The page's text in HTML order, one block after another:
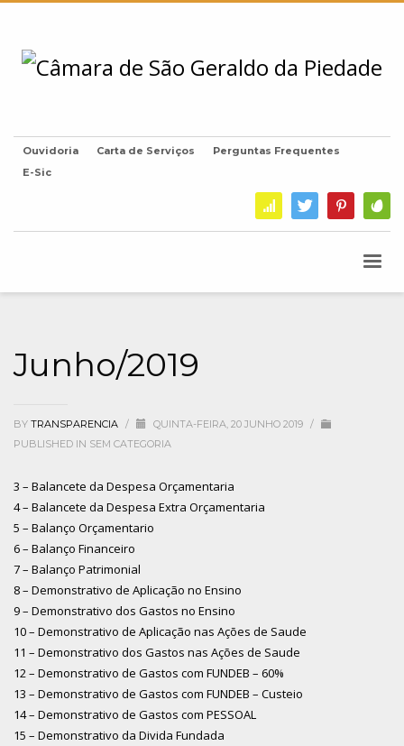
Ouvidoria Carta de Serviços
Perguntas Frequentes
E-Sic
Junho/2019
BY TRANSPARENCIA / QUINTA-FEIRA, 20 JUNHO 2019 /
PUBLISHED IN SEM CATEGORIA
3 – Balancete da Despesa Orçamentaria
4 – Balancete da Despesa Extra Orçamentaria
5 – Balanço Orçamentario
6 – Balanço Financeiro
7 – Balanço Patrimonial
8 – Demonstrativo de Aplicação no Ensino
9 – Demonstrativo dos Gastos no Ensino
10 – Demonstrativo de Aplicação nas Ações de Saude
11 – Demonstrativo dos Gastos nas Ações de Saude
12 – Demonstrativo de Gastos com FUNDEB – 60%
13 – Demonstrativo de Gastos com FUNDEB – Custeio
14 – Demonstrativo de Gastos com PESSOAL
15 – Demonstrativo da Divida Fundada